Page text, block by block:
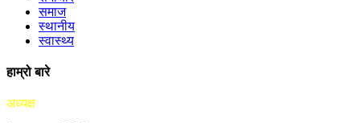
समाज
स्थानीय
स्वास्थ्य
हाम्रो बारे
अध्यक्ष